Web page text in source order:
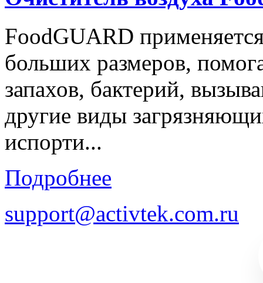
FoodGUARD
больших размеров,
запахов, бактерий,
другие виды
испорти...
Подробнее
support@activtek.com.ru